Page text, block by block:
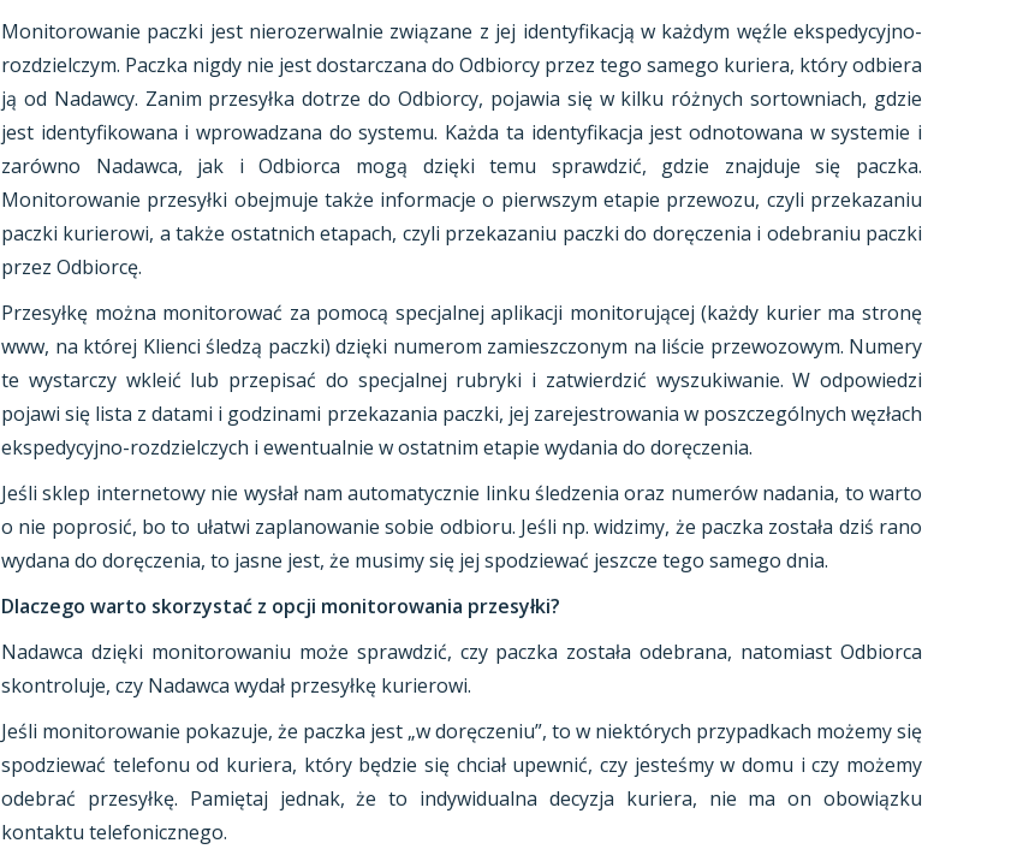
Monitorowanie paczki jest nierozerwalnie związane z jej identyfikacją w każdym węźle ekspedycyjno-
rozdzielczym. Paczka nigdy nie jest dostarczana do Odbiorcy przez tego samego kuriera, który odbiera
ją od Nadawcy. Zanim przesyłka dotrze do Odbiorcy, pojawia się w kilku różnych sortowniach, gdzie
jest identyfikowana i wprowadzana do systemu. Każda ta identyfikacja jest odnotowana w systemie i
zarówno Nadawca, jak i Odbiorca mogą dzięki temu sprawdzić, gdzie znajduje się paczka.
Monitorowanie przesyłki obejmuje także informacje o pierwszym etapie przewozu, czyli przekazaniu
paczki kurierowi, a także ostatnich etapach, czyli przekazaniu paczki do doręczenia i odebraniu paczki
przez Odbiorcę.
Przesyłkę można monitorować za pomocą specjalnej aplikacji monitorującej (każdy kurier ma stronę
www, na której Klienci śledzą paczki) dzięki numerom zamieszczonym na liście przewozowym. Numery
te wystarczy wkleić lub przepisać do specjalnej rubryki i zatwierdzić wyszukiwanie. W odpowiedzi
pojawi się lista z datami i godzinami przekazania paczki, jej zarejestrowania w poszczególnych węzłach
ekspedycyjno-rozdzielczych i ewentualnie w ostatnim etapie wydania do doręczenia.
Jeśli sklep internetowy nie wysłał nam automatycznie linku śledzenia oraz numerów nadania, to warto
o nie poprosić, bo to ułatwi zaplanowanie sobie odbioru. Jeśli np. widzimy, że paczka została dziś rano
wydana do doręczenia, to jasne jest, że musimy się jej spodziewać jeszcze tego samego dnia.
Dlaczego warto skorzystać z opcji monitorowania przesyłki?
Nadawca dzięki monitorowaniu może sprawdzić, czy paczka została odebrana, natomiast Odbiorca
skontroluje, czy Nadawca wydał przesyłkę kurierowi.
Jeśli monitorowanie pokazuje, że paczka jest „w doręczeniu”, to w niektórych przypadkach możemy się
spodziewać telefonu od kuriera, który będzie się chciał upewnić, czy jesteśmy w domu i czy możemy
odebrać przesyłkę. Pamiętaj jednak, że to indywidualna decyzja kuriera, nie ma on obowiązku
kontaktu telefonicznego.